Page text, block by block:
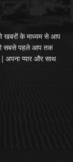
खबरों के माध्यम से आप
सबसे पहले आप तक
| अपना प्यार और साथ